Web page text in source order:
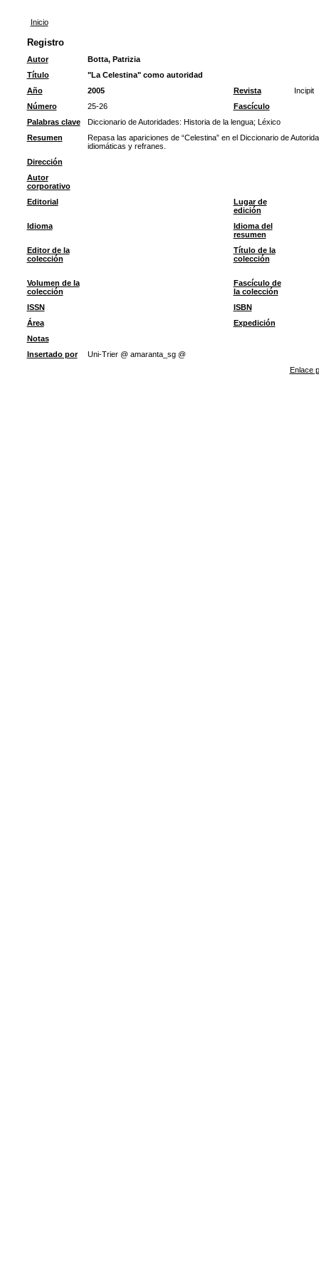
Inicio
Registro
Autor
Botta, Patrizia
Título
"La Celestina" como autoridad
Año
2005 Revista
Incipit
Número
25-26
Fascículo
Palabras clave
Diccionario de Autoridades: Historia de la lengua; Léxico
Resumen
Repasa las apariciones de “Celestina” en el Diccionario de
idiomáticas y refranes.
Dirección
Autor
corporativo
Editorial
Lugar de
edición
Idioma
Idioma del
resumen
Editor de la
colección
Título de la
colección
Volumen de la
colección
Fascículo de
la colección
ISSN
ISBN
Área
Expedición
Notas
Insertado por
Uni-Trier @ amaranta_sg @
Enlace